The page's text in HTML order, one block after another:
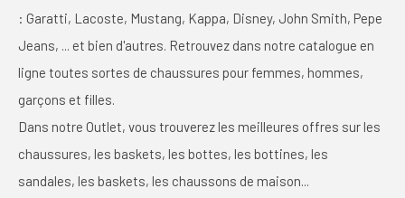
: Garatti, Lacoste, Mustang, Kappa, Disney, John Smith, Pepe
Jeans, ... et bien d'autres. Retrouvez dans notre catalogue en
ligne toutes sortes de chaussures pour femmes, hommes,
garçons et filles.
Dans notre Outlet, vous trouverez les meilleures offres sur les
chaussures, les baskets, les bottes, les bottines, les
sandales, les baskets, les chaussons de maison...